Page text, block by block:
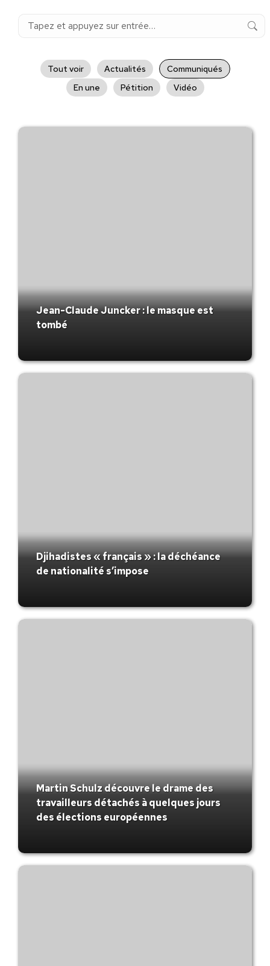
Recherche
Tout voir Actualités
Communiqués
En une
Pétition Vidéo
Jean-Claude Juncker : le masque est
tombé
Djihadistes « français » : la déchéance
de nationalité s’impose
Martin Schulz découvre le drame des
travailleurs détachés à quelques jours
des élections européennes